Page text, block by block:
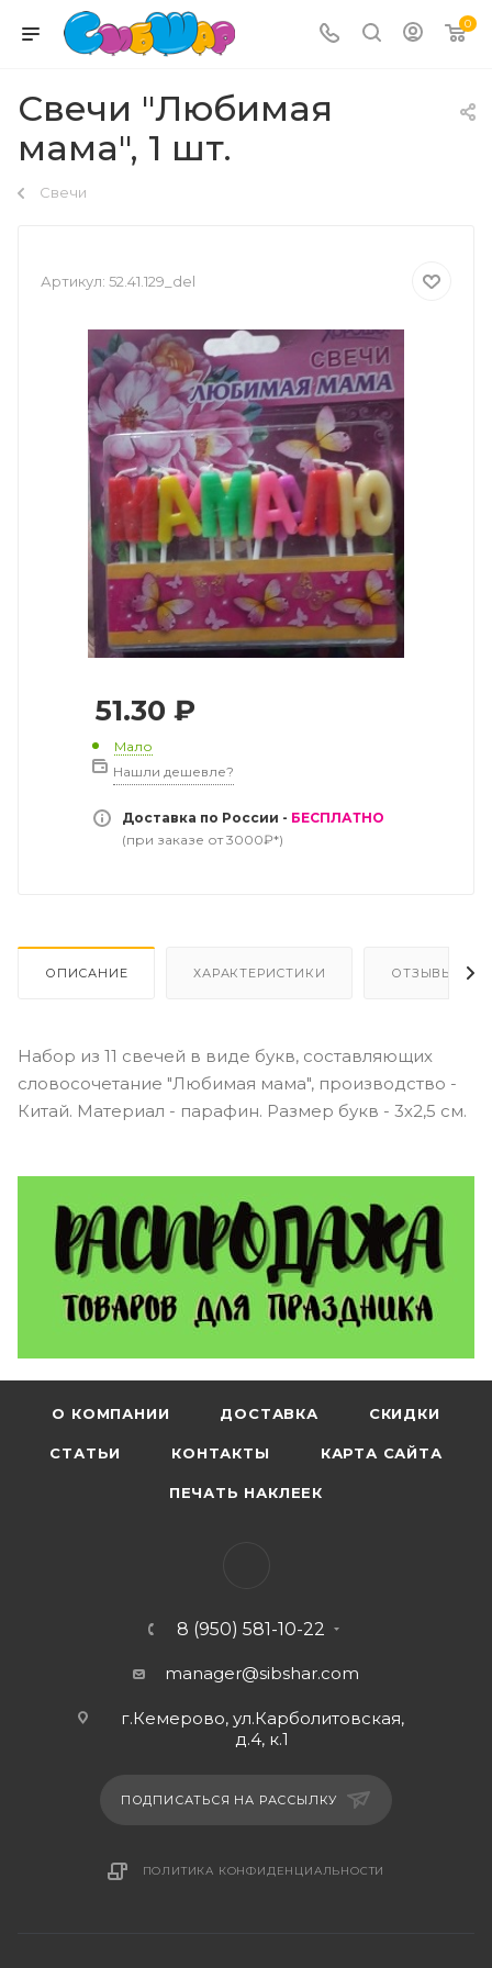
0
Свечи "Любимая
мама", 1 шт.
Свечи
Артикул: 52.41.129_del
51.30 ₽
Мало
Нашли дешевле?
Доставка по России - БЕСПЛАТНО
(при заказе от 3000₽*)
ОПИСАНИЕ ХАРАКТЕРИСТИКИ ОТЗЫВЫ
Набор из 11 свечей в виде букв, составляющих
словосочетание "Любимая мама", производство -
Китай. Материал - парафин. Размер букв - 3х2,5 см.
О КОМПАНИИ ДОСТАВКА СКИДКИ
СТАТЬИ КОНТАКТЫ КАРТА САЙТА
ПЕЧАТЬ НАКЛЕЕК
8 (950) 581-10-22
manager@sibshar.com
г.Кемерово, ул.Карболитовская,
д.4, к.1
ПОДПИСАТЬСЯ НА РАССЫЛКУ
ПОЛИТИКА КОНФИДЕНЦИАЛЬНОСТИ